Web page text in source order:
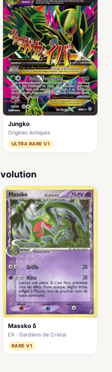
Jungko
Origines Antiques
ULTRA RARE V1
Massko δ
EX : Gardiens de Cristal
RARE V1